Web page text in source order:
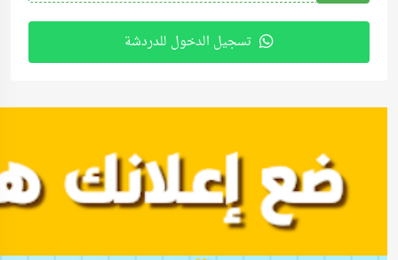
تسجيل الدخول للدردشة